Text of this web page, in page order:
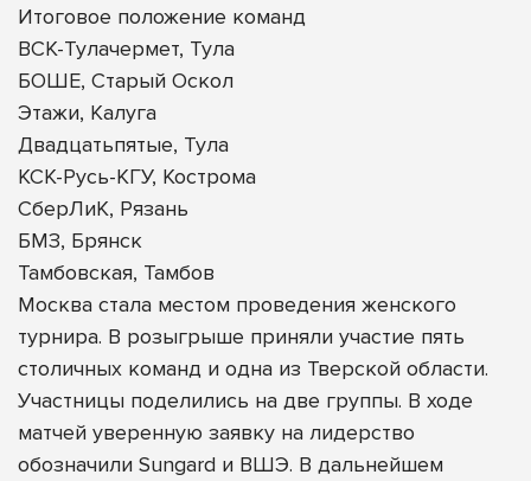
Итоговое положение команд
ВСК-Тулачермет, Тула
БОШЕ, Старый Оскол
Этажи, Калуга
Двадцатьпятые, Тула
КСК-Русь-КГУ, Кострома
СберЛиК, Рязань
БМЗ, Брянск
Тамбовская, Тамбов
Москва стала местом проведения женского
турнира. В розыгрыше приняли участие пять
столичных команд и одна из Тверской области.
Участницы поделились на две группы. В ходе
матчей уверенную заявку на лидерство
обозначили Sungard и ВШЭ. В дальнейшем